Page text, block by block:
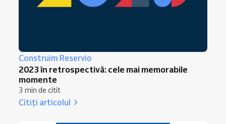
Construim Reservio
2023 în retrospectivă: cele mai memorabile
momente
3 min de citit
Citiți articolul